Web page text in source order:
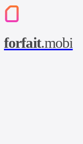
forfait.mobi